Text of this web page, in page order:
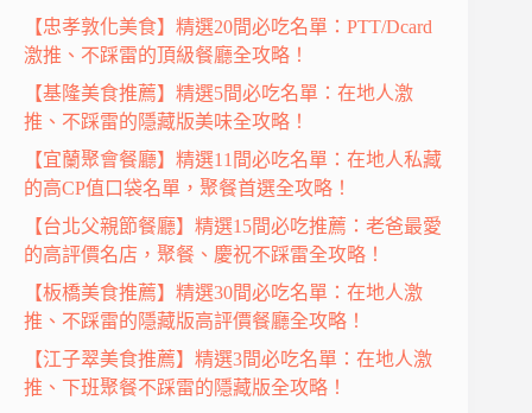
【忠孝敦化美食】精選20間必吃名單：PTT/Dcard
激推、不踩雷的頂級餐廳全攻略！
【基隆美食推薦】精選5間必吃名單：在地人激
推、不踩雷的隱藏版美味全攻略！
【宜蘭聚會餐廳】精選11間必吃名單：在地人私藏
的高CP值口袋名單，聚餐首選全攻略！
【台北父親節餐廳】精選15間必吃推薦：老爸最愛
的高評價名店，聚餐、慶祝不踩雷全攻略！
【板橋美食推薦】精選30間必吃名單：在地人激
推、不踩雷的隱藏版高評價餐廳全攻略！
【江子翠美食推薦】精選3間必吃名單：在地人激
推、下班聚餐不踩雷的隱藏版全攻略！